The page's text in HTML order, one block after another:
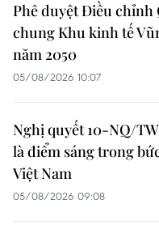
Phê duyệt Điều chỉnh
chung Khu kinh tế
năm 2050
05/08/2026 10:07
Nghị quyết 10-NQ/
là điểm sáng trong
Việt Nam
05/08/2026 09:08